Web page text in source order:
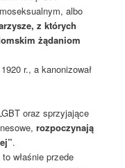
albo
z których
żądaniom
r., a kanonizował
oraz sprzyjające
rozpoczynają
.
właśnie przede